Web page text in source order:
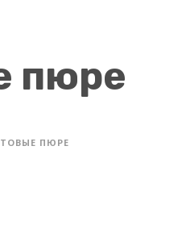
пюре
ПЮРЕ